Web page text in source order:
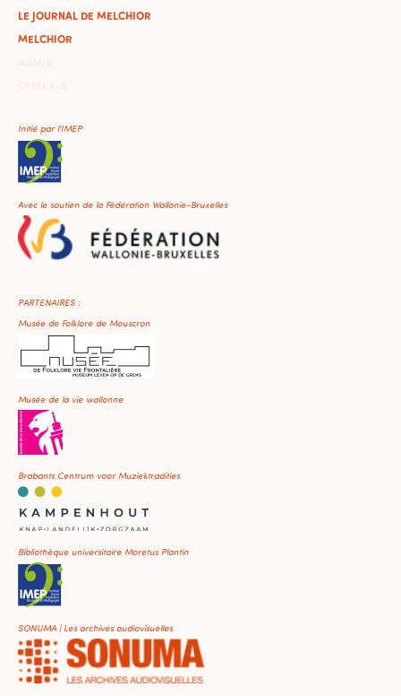
LE JOURNAL DE MELCHIOR
MELCHIOR
Initié par l'IMEP
Avec le soutien de la Fédération Wallonie-Bruxelles
PARTENAIRES :
Musée de Folklore de Mouscron
Musée de la vie wallonne
Brabants Centrum voor Muziektradities
Bibliothèque universitaire Moretus Plantin
SONUMA | Les archives audiovisuelles